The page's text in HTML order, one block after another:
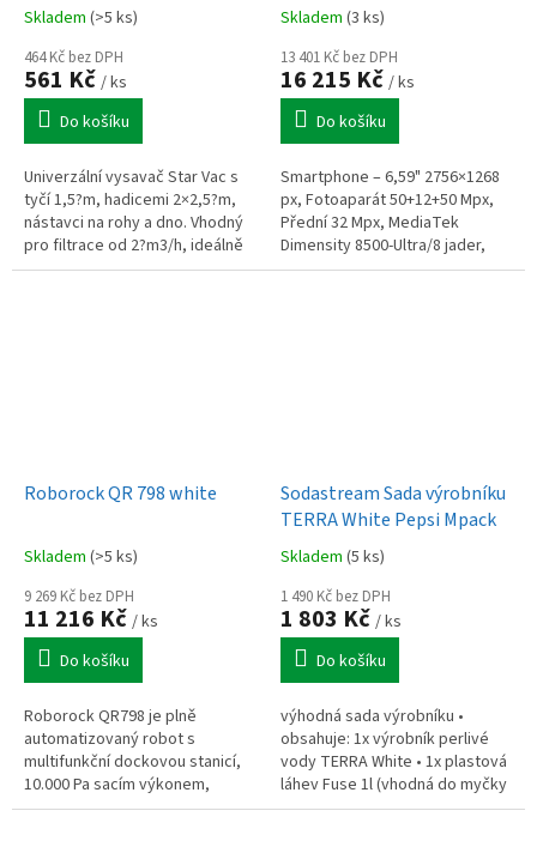
Skladem (>5 ks)
464 Kč bez DPH
561 Kč / ks
Do košíku
Univerzální vysavač Star Vac s
tyčí 1,5?m, hadicemi 2×2,5?m,
nástavci na rohy a dno. Vhodný
pro filtrace od 2?m3/h, ideálně
4–6?m3/h.
Skladem (3 ks)
13 401 Kč bez DPH
16 215 Kč / ks
Do košíku
Smartphone – 6,59" 2756×1268
px, Fotoaparát 50+12+50 Mpx,
Přední 32 Mpx, MediaTek
Dimensity 8500-Ultra/8 jader,
RAM 12 GB, Úložiště 256 GB,
Roborock QR 798 white
Skladem (>5 ks)
9 269 Kč bez DPH
11 216 Kč / ks
Do košíku
Roborock QR798 je plně
automatizovaný robot s
multifunkční dockovou stanicí,
10.000 Pa sacím výkonem,
automatickým čištěním a
Sodastream Sada výrobníku
TERRA White Pepsi Mpack
Skladem (5 ks)
1 490 Kč bez DPH
1 803 Kč / ks
Do košíku
výhodná sada výrobníku •
obsahuje: 1x výrobník perlivé
vody TERRA White • 1x plastová
láhev Fuse 1l (vhodná do myčky
nádobí) • 1x bombička s CO2